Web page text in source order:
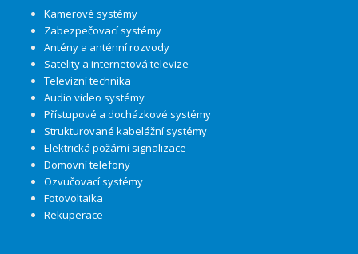
Kamerové systémy
Zabezpečovací systémy
Antény a anténní rozvody
Satelity a internetová televize
Televizní technika
Audio video systémy
Přístupové a docházkové systémy
Strukturované kabelážní systémy
Elektrická požární signalizace
Domovní telefony
Ozvučovací systémy
Fotovoltaika
Rekuperace